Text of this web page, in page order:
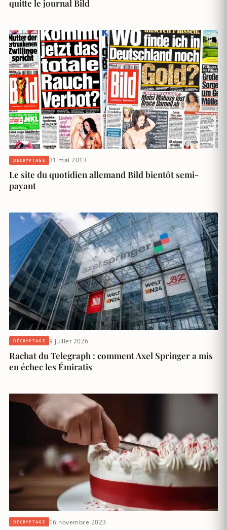
quitte le journal Bild
DÉCRYPTAGE 31 mai 2013
Le site du quotidien allemand Bild bientôt semi-
payant
DÉCRYPTAGE 9 juillet 2026
Rachat du Telegraph : comment Axel Springer a mis
en échec les Émiratis
DÉCRYPTAGE 16 novembre 2023